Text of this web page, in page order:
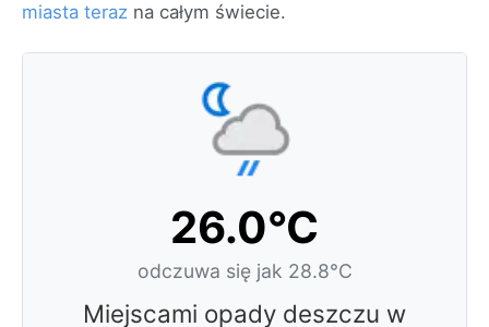
miasta teraz na całym świecie.
26.0°C
odczuwa się jak 28.8°C
Miejscami opady deszczu w